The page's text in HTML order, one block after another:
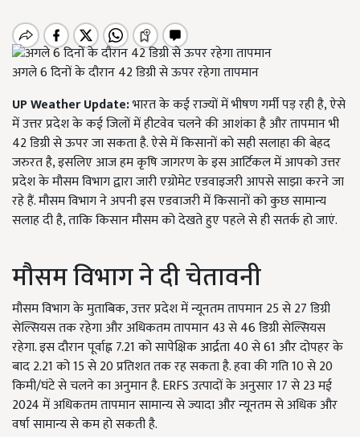
अगले 6 दिनों के दौरान 42 डिग्री से ऊपर रहेगा तापमान
UP Weather Update:भारत के कई राज्यों में भीषण गर्मी पड़ रही है, ऐसे
में उत्तर प्रदेश के कई जिलों में हीटवेव चलने की आशंका है और तापमान भी
42 डिग्री से ऊपर जा सकता है. ऐसे में किसानों को सही सलाहा की बेहद
जरुरत है, इसलिए आज हम कृषि जागरण के इस आर्टिकल में आपको उत्तर
प्रदेश के मौसम विभाग द्वारा जारी एग्रोमेट एडवाइजरी आपसे साझा करने जा
रहे हैं. मौसम विभाग ने अपनी इस एडवाजरी में किसानों को कुछ सामान्य
सलाह दी है, ताकि किसान मौसम को देखते हुए पहले से ही सतर्क हो जाएं.
मौसम विभाग ने दी चेतावनी
मौसम विभाग के मुताबिक, उत्तर प्रदेश में न्यूनतम तापमान 25 से 27 डिग्री
सेल्सियस तक रहेगा और अधिकतम तापमान 43 से 46 डिग्री सेल्सियस
रहेगा. इस दौरान पूर्वाह्न 7.21 को सापेक्षिक आर्द्रता 40 से 61 और दोपहर के
बाद 2.21 को 15 से 20 प्रतिशत तक रह सकता है. हवा की गति 10 से 20
किमी/घंटे से चलने का अनुमान है. ERFS उत्पादों के अनुसार 17 से 23 मई
2024 में अधिकतम तापमान सामान्य से ज्यादा और न्यूनतम से अधिक और
वर्षा सामान्य से कम हो सकती है.